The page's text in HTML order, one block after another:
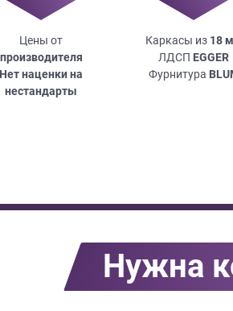
Цены от
производителя
Нет наценки на
нестандарты
Каркасы из 18
ЛДСП EGGER
Фурнитура
Нужна